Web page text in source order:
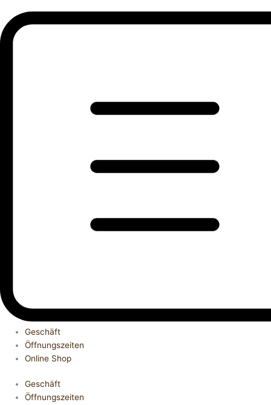
Geschäft
Öffnungszeiten
Online Shop
Geschäft
Öffnungszeiten